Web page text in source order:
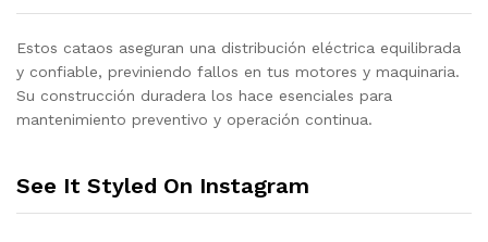
Estos cataos aseguran una distribución eléctrica equilibrada
y confiable, previniendo fallos en tus motores y maquinaria.
Su construcción duradera los hace esenciales para
mantenimiento preventivo y operación continua.
See It Styled On Instagram